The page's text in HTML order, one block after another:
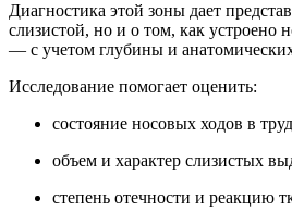
Диагностика этой зоны дает
слизистой, но и о том, как устроено
— с учетом глубины и
Исследование помогает оценить:
состояние носовых ходов в
объем и характер слизистых
степень отечности и реакцию